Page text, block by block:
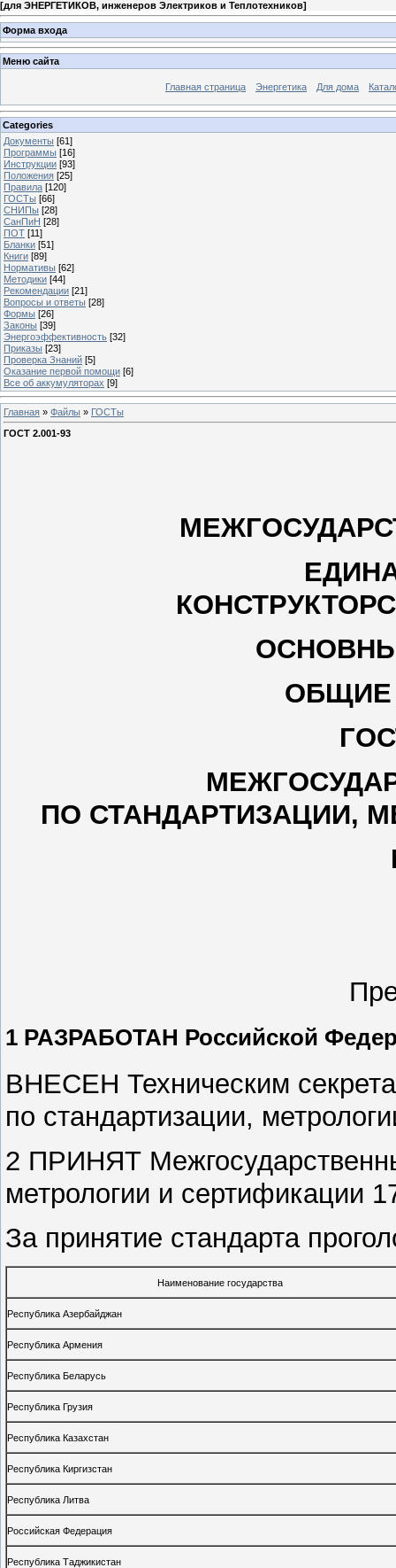
[для ЭНЕРГЕТИКОВ, инженеров Электриков и Теплотехников]
Форма входа
Меню сайта
Главная страница Энергетика Для дома
Categories
Документы [61]
Программы [16]
Инструкции [93]
Положения [25]
Правила [120]
ГОСТы [66]
СНИПы [28]
СанПиН [28]
ПОТ [11]
Бланки [51]
Книги [89]
Нормативы [62]
Методики [44]
Рекомендации [21]
Вопросы и ответы [28]
Формы [26]
Законы [39]
Энергоэффективность [32]
Приказы [23]
Проверка Знаний [5]
Оказание первой помощи [6]
Все об аккумуляторах [9]
Главная » Файлы » ГОСТы
ГОСТ 2.001-93
ОБЩИЕ
ПО СТАНДАРТИЗАЦИИ,
1 РАЗРАБОТАН Российской
ВНЕСЕН Техническим
по стандартизации,
2 ПРИНЯТ
метрологии и сертификации
За принятие стандарта
Наименование государства
Республика Азербайджан
Республика Армения
Республика Беларусь
Республика Грузия
Республика Казахстан
Республика Киргизстан
Республика Литва
Российская Федерация
Республика Таджикистан